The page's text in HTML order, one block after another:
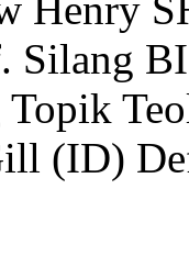
Silang
Topik
(ID)